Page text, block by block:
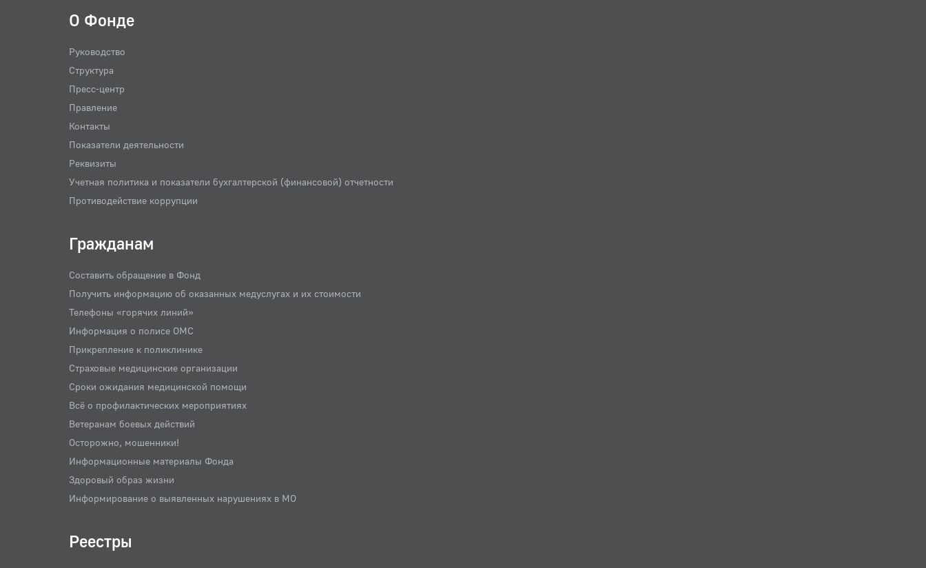
О Фонде
Руководство
Структура
Пресс-центр
Правление
Контакты
Показатели деятельности
Реквизиты
Учетная политика и показатели бухгалтерской (финансовой) отчетности
Противодействие коррупции
Гражданам
Составить обращение в Фонд
Получить информацию об оказанных медуслугах и их стоимости
Телефоны «горячих линий»
Информация о полисе ОМС
Прикрепление к поликлинике
Страховые медицинские организации
Сроки ожидания медицинской помощи
Всё о профилактических мероприятиях
Ветеранам боевых действий
Осторожно, мошенники!
Информационные материалы Фонда
Здоровый образ жизни
Информирование о выявленных нарушениях в МО
Реестры